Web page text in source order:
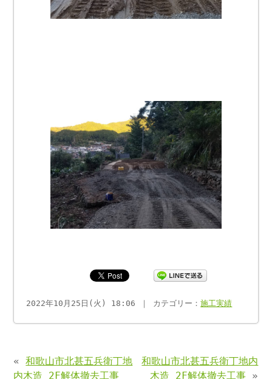
2022年10月25日(火) 18:06 ｜ カテゴリー：施工実績
«和歌山市北甚五兵衛丁地
内木造 2F解体撤去工事
和歌山市北甚五兵衛丁地内
木造 2F解体撤去工事 »